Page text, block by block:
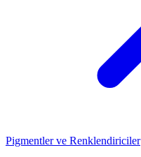
Pigmentler ve Renklendiriciler